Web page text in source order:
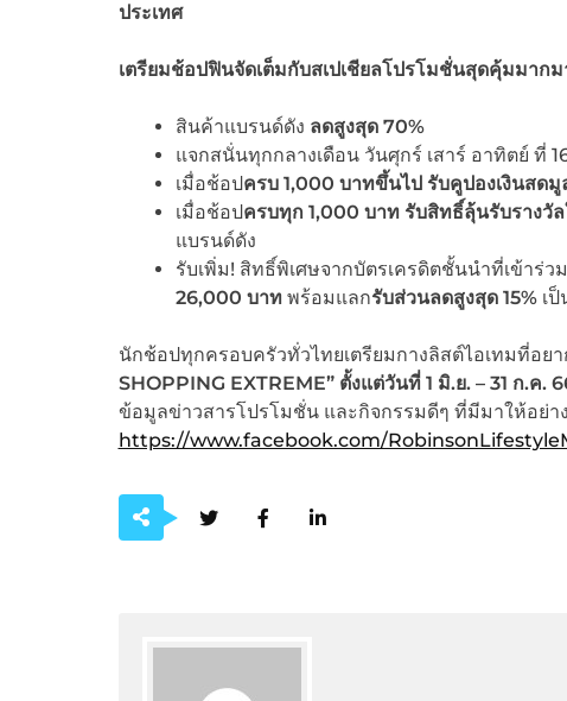
ประเทศ
เตรียมช้อปฟินจัดเต็มกับสเปเชียลโปรโมชั่นสุดคุ้มมากม
สินค้าแบรนด์ดัง ลดสูงสุด 70%
แจกสนั่นทุกกลางเดือน วันศุกร์ เสาร์ อาทิตย์ ที่
เมื่อช้อปครบ 1,000 บาทขึ้นไป รับคูปองเงินสดมู
เมื่อช้อปครบทุก 1,000 บาท รับสิทธิ์ลุ้นรับรางวั
แบรนด์ดัง
รับเพิ่ม! สิทธิ์พิเศษจากบัตรเครดิตชั้นนำที่เข้าร่ว
26,000 บาทพร้อมแลกรับส่วนลดสูงสุด 15% เ
นักช้อปทุกครอบครัวทั่วไทยเตรียมกางลิสต์ไอเทมที่อย
SHOPPING EXTREME” ตั้งแต่วันที่ 1 มิ.ย. – 31 ก.ค.
ข้อมูลข่าวสารโปรโมชั่น และกิจกรรมดีๆ ที่มีมาให้อย่า
https://www.facebook.com/